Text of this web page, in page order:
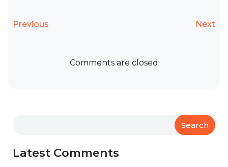
Previous Next
Comments are closed
Search
Latest Comments